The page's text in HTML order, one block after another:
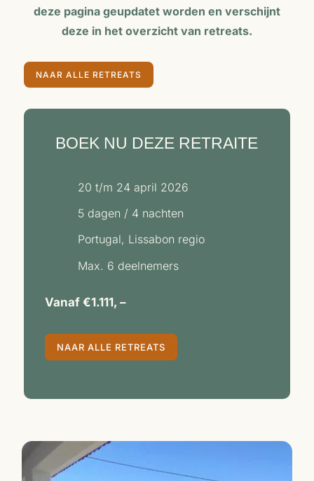
deze pagina geupdatet worden en verschijnt
deze in het overzicht van retreats.
NAAR ALLE RETREATS
BOEK NU DEZE RETRAITE
20 t/m 24 april 2026
5 dagen / 4 nachten
Portugal, Lissabon regio
Max. 6 deelnemers
Vanaf €1.111, –
NAAR ALLE RETREATS